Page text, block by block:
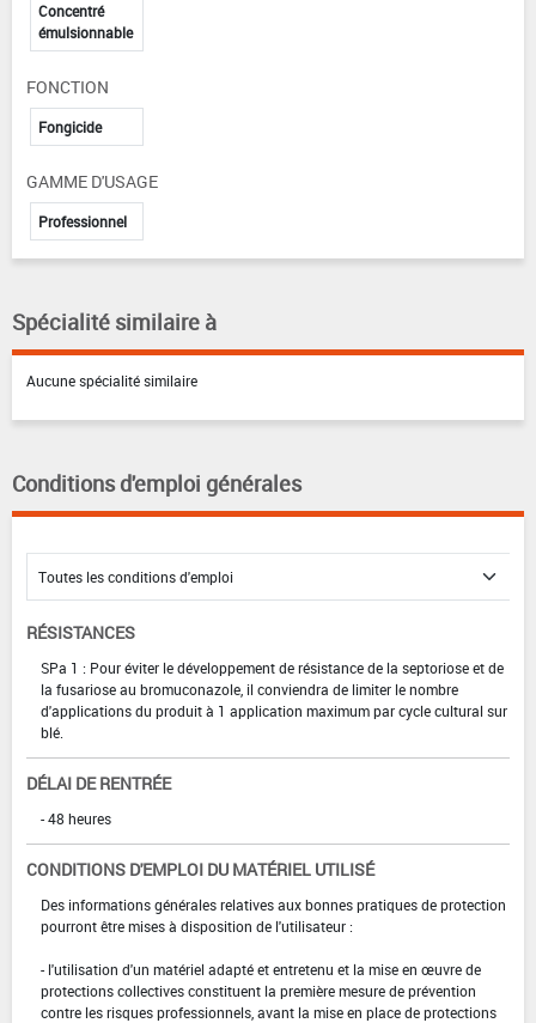
Concentré
émulsionnable
FONCTION
Fongicide
GAMME D'USAGE
Professionnel
Spécialité similaire à
Aucune spécialité similaire
Conditions d'emploi générales
RÉSISTANCES
SPa 1 : Pour éviter le développement de résistance de la septoriose et de
la fusariose au bromuconazole, il conviendra de limiter le nombre
d'applications du produit à 1 application maximum par cycle cultural sur
blé.
DÉLAI DE RENTRÉE
- 48 heures
CONDITIONS D'EMPLOI DU MATÉRIEL UTILISÉ
Des informations générales relatives aux bonnes pratiques de protection
pourront être mises à disposition de l'utilisateur :
- l'utilisation d'un matériel adapté et entretenu et la mise en œuvre de
protections collectives constituent la première mesure de prévention
contre les risques professionnels, avant la mise en place de protections